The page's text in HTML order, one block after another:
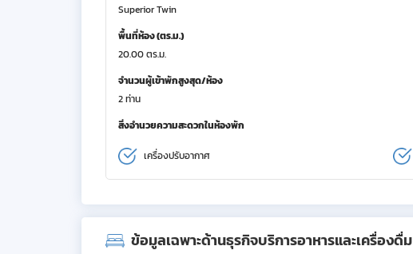
Superior Twin
พื้นที่ห้อง (ตร.ม.)
20.00 ตร.ม.
จำนวนผู้เข้าพักสูงสุด/ห้อง
2 ท่าน
สิ่งอำนวยความสะดวกในห้องพัก
เครื่องปรับอากาศ
ข้อมูลเฉพาะด้านธุรกิจบริการอาหารและเครื่องดื่ม